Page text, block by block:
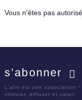
Vous n'êtes pas
s’abonner
L'afm est une association
stimuler, diffuser et